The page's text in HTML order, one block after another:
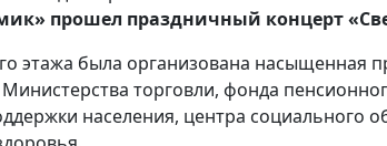
прошел праздничный концерт
этажа была организована насыщенная
торговли, фонда
населения, центра социального